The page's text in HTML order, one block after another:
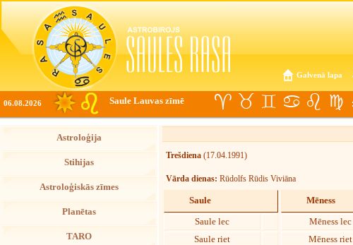
Galvenā lapa
06.08.2026 Saule Lauvas zīmē
Astroloģija
Stihijas
Astroloģiskās zīmes
Planētas
TARO
Trešdiena (17.04.1991)
Vārda dienas: Rūdolfs Rūdis Viviāna
Saule
Saule lec
Saule riet
Mēness
Mēness lec
Mēness riet